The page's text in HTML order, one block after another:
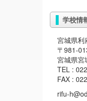
学校情
宮城県利
〒981-
宮城県宮
TEL :
FAX :
rifu-